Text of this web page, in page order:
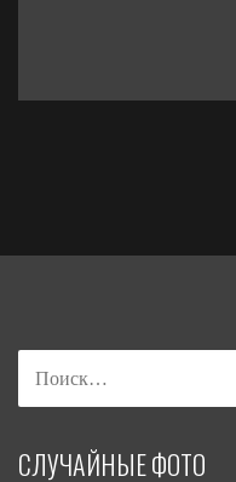
СЛУЧАЙНЫЕ ФОТО